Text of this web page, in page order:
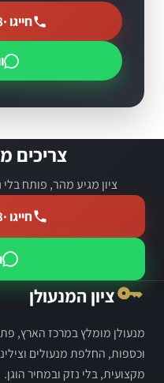
חייגו ·
צריכים
ציון מגיע מהר, פותח
חייגו ·
ציון המנעולן
מנעולן מומלץ במרכז הארץ,
וכספות, החלפת מנעולים
מקצועית, בלי נזק ובמחיר הוגן.